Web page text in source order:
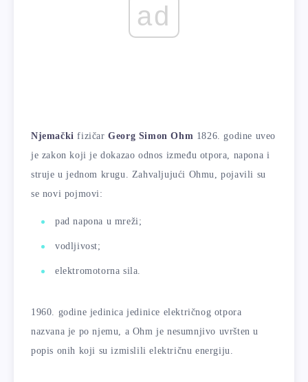
ad
Njemački fizičarGeorg Simon Ohm 1826. godine uveo
je zakon koji je dokazao odnos između otpora, napona i
struje u jednom krugu. Zahvaljujući Ohmu, pojavili su
se novi pojmovi:
pad napona u mreži;
vodljivost;
elektromotorna sila.
1960. godine jedinica jedinice električnog otpora
nazvana je po njemu, a Ohm je nesumnjivo uvršten u
popis onih koji su izmislili električnu energiju.